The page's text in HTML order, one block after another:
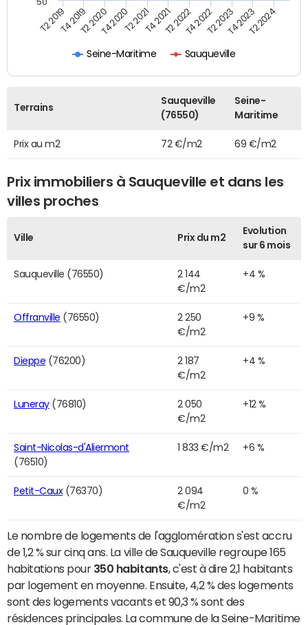
Seine-Maritime Sauqueville
T2 2019T4 2019T2 2020T4 2020T2 2021T4 2021T2 2022T4 2022T2 2023T4 2023T2 2024
Terrains
Sauqueville
(76550)
Seine-
Maritime
Prix au m2 72 €/m2 69 €/m2
Prix immobiliers à Sauqueville et dans les
villes proches
Ville Prix du m2
Evolution
sur 6 mois
Sauqueville (76550)
2 144
€/m2
+4 %
Offranville (76550)
2 250
€/m2
+9 %
Dieppe (76200)
2 187
€/m2
+4 %
Luneray(76810)
2 050
€/m2
+12 %
Saint-Nicolas-d'Aliermont
(76510)
1 833 €/m2 +6 %
Petit-Caux(76370)
2 094
€/m2
0 %
Le nombre de logements de l'agglomération s'est accru
de 1,2 % sur cinq ans. La ville de Sauqueville regroupe 165
habitations pour 350 habitants, c'est à dire 2,1 habitants
par logement en moyenne. Ensuite, 4,2 % des logements
sont des logements vacants et 90,3 % sont des
résidences principales. La commune de la Seine-Maritime